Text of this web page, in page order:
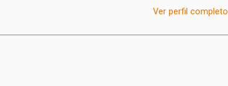
Ver perfil completo